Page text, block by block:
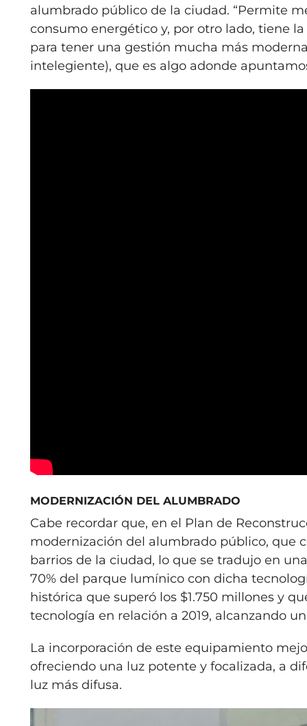
alumbrado público de la ciudad. “Permite
consumo energético y, por otro lado, tiene
para tener una gestión mucha más
intelegiente), que es algo adonde
MODERNIZACIÓN DEL ALUMBRADO
Cabe recordar que, en el Plan de
modernización del alumbrado público, que
barrios de la ciudad, lo que se tradujo en
70% del parque lumínico con dicha
histórica que superó los $1.750 millones y
tecnología en relación a 2019, alcanzando
La incorporación de este equipamiento
ofreciendo una luz potente y focalizada, a
luz más difusa.